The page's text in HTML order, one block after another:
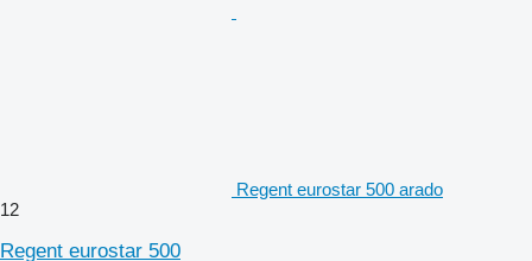
Regent eurostar 500 arado
12
Regent eurostar 500